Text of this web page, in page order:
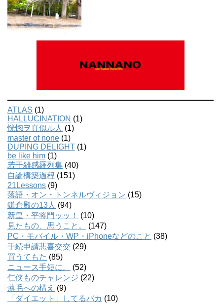
ATLAS (1)
HALLUCINATION (1)
恍惚ヲ真似ル人 (1)
master of none (1)
DUPING DELIGHT (1)
be like him (1)
若干雑感羅列集 (40)
自論構築過程 (151)
21Lessons (9)
落語・オン・トンネルヴィジョン (15)
鎌倉殿の13人 (94)
新皇・平将門ッッ！
(10)
見たもの、思うこと。
(147)
PC・モバイル・WP・iPhoneなどのこと (38)
手続申請悲喜交交 (29)
買うてもた (85)
ニュース手短に。
(52)
仁侠ものチャレンジ (22)
薄毛への構え (9)
「ダイエット」してるバカ (10)